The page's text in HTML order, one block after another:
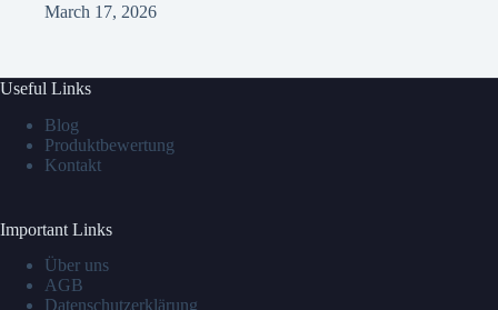
March 17, 2026
Useful Links
Blog
Produktbewertung
Kontakt
Important Links
Über uns
AGB
Datenschutzerklärung